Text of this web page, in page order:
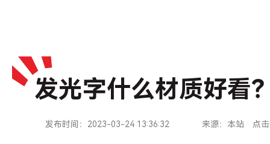
发光字什么材质好看
发布时间：2023-03-24 13:36:32 来源：本站 点